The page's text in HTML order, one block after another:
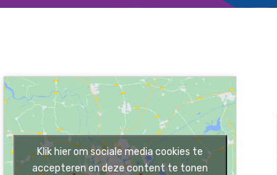
Klik hier om sociale media cookies te
accepteren en deze content te tonen